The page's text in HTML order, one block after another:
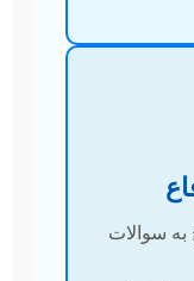
به سوالات